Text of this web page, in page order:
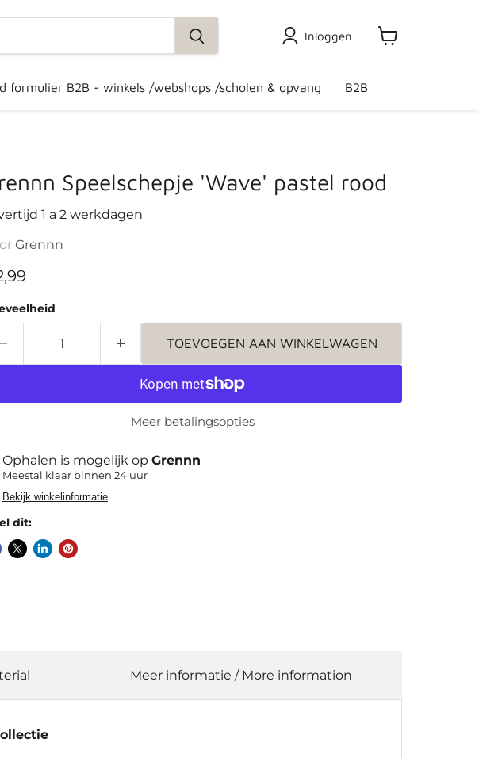
Inloggen
formulier B2B - winkels /webshops /scholen & opvang B2B
Speelschepje 'Wave' pastel rood
1 a 2 werkdagen
Grennn
prijs
TOEVOEGEN AAN WINKELWAGEN
Meer betalingsopties
Ophalen is mogelijk op Grennn
Meestal klaar binnen 24 uur
Bekijk winkelinformatie
dit:
Meer informatie / More information